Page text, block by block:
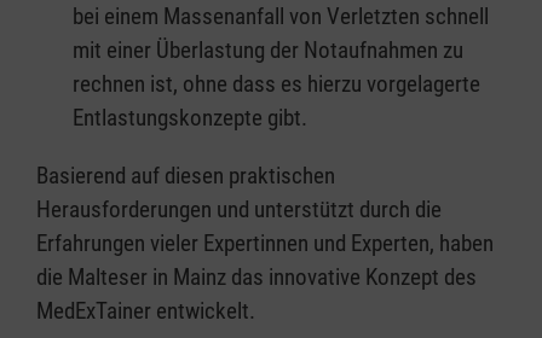
bei einem Massenanfall von Verletzten schnell
mit einer Überlastung der Notaufnahmen zu
rechnen ist, ohne dass es hierzu vorgelagerte
Entlastungskonzepte gibt.
Basierend auf diesen praktischen
Herausforderungen und unterstützt durch die
Erfahrungen vieler Expertinnen und Experten, haben
die Malteser in Mainz das innovative Konzept des
MedExTainer entwickelt.